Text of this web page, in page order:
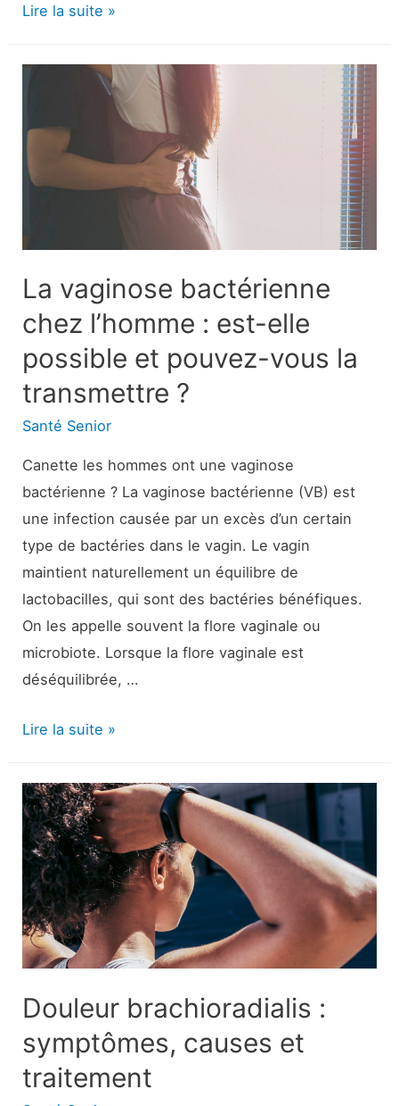
Veines
la
Causes
Lire la suite »
La vaginose bactérienne
chez l’homme : est-elle
possible et pouvez-vous la
transmettre ?
Santé Senior
Canette les hommes ont une vaginose
bactérienne ? La vaginose bactérienne (VB) est
une infection causée par un excès d’un certain
type de bactéries dans le vagin. Le vagin
maintient naturellement un équilibre de
lactobacilles, qui sont des bactéries bénéfiques.
On les appelle souvent la flore vaginale ou
microbiote. Lorsque la flore vaginale est
déséquilibrée, …
La
bactérienne
chez
l’homme
:
est-
elle
possible
et
pouvez-
vous
la
transmettre
Lire la suite »
Douleur brachioradialis :
symptômes, causes et
traitement